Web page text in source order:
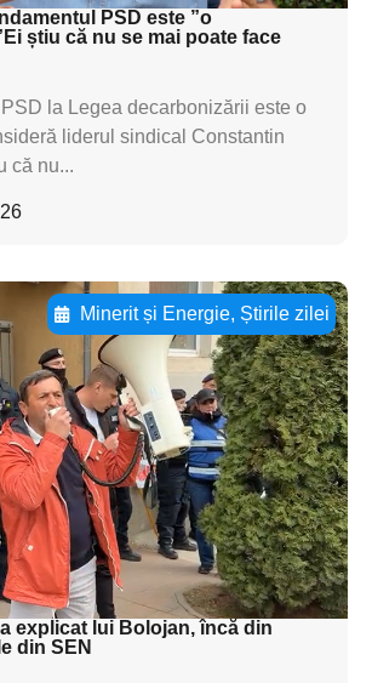
PSD este ”o
știu că nu se mai poate face
la Legea decarbonizării este o
liderul sindical Constantin
că nu...
Minerit și Energie, Știrile zilei
aici textul pentru
aici
aici
aici
subti
explicat lui Bolojan, încă din
din SEN